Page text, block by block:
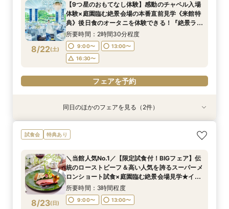
8/21(金)
所要時間：2時間30分程度
10:00〜
13:00〜
16:00〜
フェアを予約
8/21(金)
所要時間：2時間程度
10:00〜
13:00〜
16:00〜
フェアを予約
8/22(土)
【9つ星のおもてなし体験】感動のチャペル入場
体験×庭園臨む絶景会場の本番直前見学《来館特
典》後日食のオータニを体験できる！『絶景ラン
チビュッフェ』ご招待
所要時間：2時間30分程度
9:00〜
13:00〜
16:30〜
フェアを予約
特典あり
8/22(土)
【1万坪の日本庭園】本格神殿・庭見え会場見学
×『絶景ビュッフェ』ご招待＆フェア成約特典付
9:00〜
13:00〜
16:30〜
フェアを予約
特典あり
8/22(土)
【2〜3件目見学におすすめ】見積り×おもてなし
徹底比較×絶景ランチビュッフェ券付！ホテル婚
本命会場を見極めたい方におすすめ
所要時間：2時間30分程度
9:00〜
13:00〜
16:30〜
同日のほかのフェアを見る（2件）
試食会 特典あり
8/23(日)
＼当館人気No.1／【限定試食付！BIGフェア】伝
統のローストビーフ＆高い人気を誇るスーパーメ
ロンショート試食×庭園臨む絶景会場見学★イ
メージ膨らむチャペル入場体験もご用意！
所要時間：3時間程度
9:00〜 13:00〜